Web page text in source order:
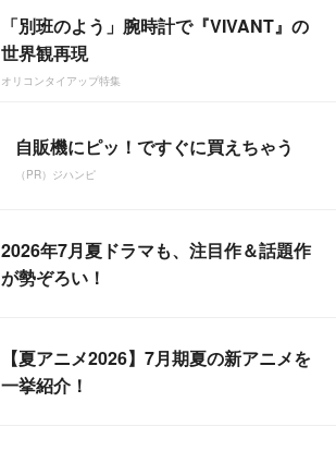
「別班のよう」腕時計で『VIVANT』の
世界観再現
オリコンタイアップ特集
自販機にピッ！ですぐに買えちゃう
（PR）ジハンピ
2026年7月夏ドラマも、注目作＆話題作
が勢ぞろい！
【夏アニメ2026】7月期夏の新アニメを
一挙紹介！